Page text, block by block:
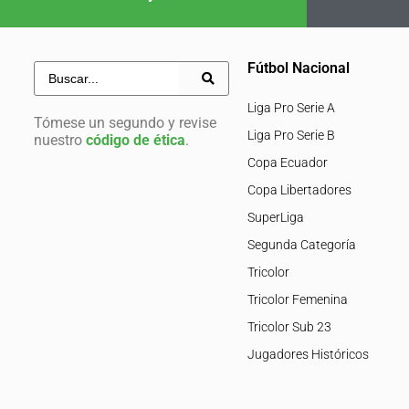
Tómese un segundo y revise
nuestro código de ética.
Fútbol Nacional
Liga Pro Serie A
Liga Pro Serie B
Copa Ecuador
Copa Libertadores
SuperLiga
Segunda Categoría
Tricolor
Tricolor Femenina
Tricolor Sub 23
Jugadores Históricos